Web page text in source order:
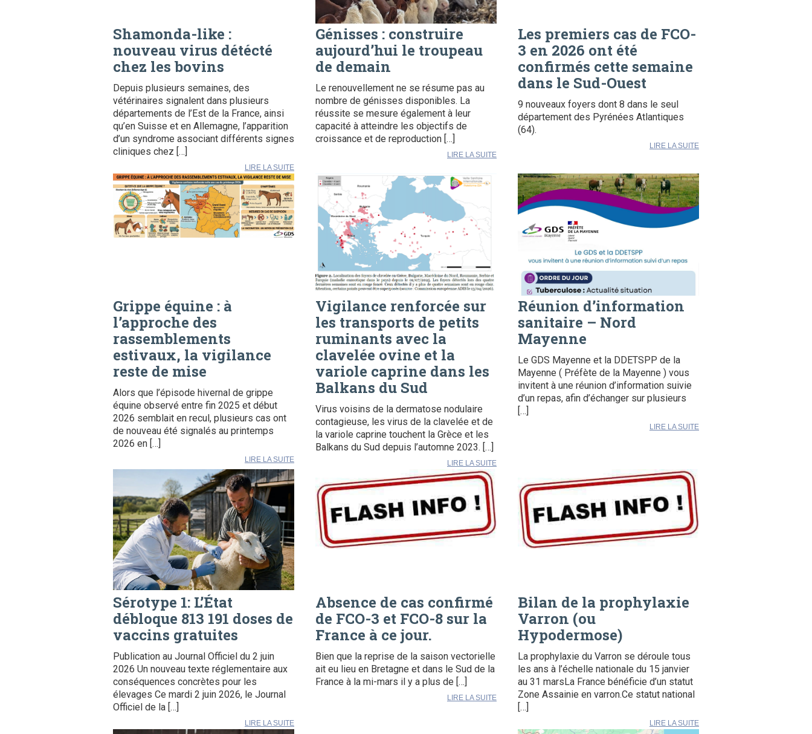
Shamonda-like :
nouveau virus détécté
chez les bovins
Depuis plusieurs semaines, des
vétérinaires signalent dans plusieurs
départements de l’Est de la France, ainsi
qu’en Suisse et en Allemagne, l’apparition
d’un syndrome associant différents signes
cliniques chez […]
LIRE LA SUITE
Génisses : construire
aujourd’hui le troupeau
de demain
Le renouvellement ne se résume pas au
nombre de génisses disponibles. La
réussite se mesure également à leur
capacité à atteindre les objectifs de
croissance et de reproduction […]
LIRE LA SUITE
Les premiers cas de FCO-
3 en 2026 ont été
confirmés cette semaine
dans le Sud-Ouest
9 nouveaux foyers dont 8 dans le seul
département des Pyrénées Atlantiques
(64).
LIRE LA SUITE
Grippe équine : à
l’approche des
rassemblements
estivaux, la vigilance
reste de mise
Alors que l’épisode hivernal de grippe
équine observé entre fin 2025 et début
2026 semblait en recul, plusieurs cas ont
de nouveau été signalés au printemps
2026 en […]
LIRE LA SUITE
Vigilance renforcée sur
les transports de petits
ruminants avec la
clavelée ovine et la
variole caprine dans les
Balkans du Sud
Virus voisins de la dermatose nodulaire
contagieuse, les virus de la clavelée et de
la variole caprine touchent la Grèce et les
Balkans du Sud depuis l’automne 2023. […]
LIRE LA SUITE
Réunion d’information
sanitaire – Nord
Mayenne
Le GDS Mayenne et la DDETSPP de la
Mayenne ( Préfète de la Mayenne ) vous
invitent à une réunion d’information suivie
d’un repas, afin d’échanger sur plusieurs
[…]
LIRE LA SUITE
Sérotype 1: L’État
débloque 813 191 doses de
vaccins gratuites
Publication au Journal Officiel du 2 juin
2026 Un nouveau texte réglementaire aux
conséquences concrètes pour les
élevages Ce mardi 2 juin 2026, le Journal
Officiel de la […]
LIRE LA SUITE
Absence de cas confirmé
de FCO-3 et FCO-8 sur la
France à ce jour.
Bien que la reprise de la saison vectorielle
ait eu lieu en Bretagne et dans le Sud de la
France à la mi-mars il y a plus de […]
LIRE LA SUITE
Bilan de la prophylaxie
Varron (ou
Hypodermose)
La prophylaxie du Varron se déroule tous
les ans à l’échelle nationale du 15 janvier
au 31 marsLa France bénéficie d’un statut
Zone Assainie en varron.Ce statut national
[…]
LIRE LA SUITE